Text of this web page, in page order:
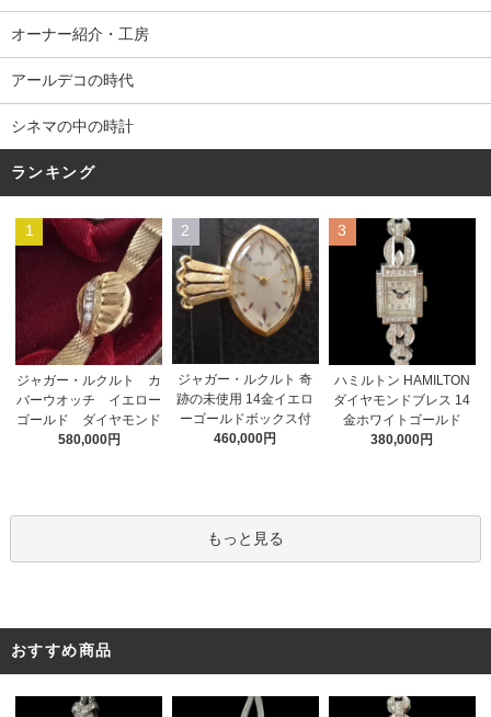
オーナー紹介・工房
アールデコの時代
シネマの中の時計
ランキング
1
ジャガー・ルクルト カ
バーウオッチ イエロー
ゴールド ダイヤモンド
580,000円
2
ジャガー・ルクルト 奇
跡の未使用 14金イエロ
ーゴールドボックス付
460,000円
3
ハミルトン HAMILTON
ダイヤモンドブレス 14
金ホワイトゴールド
380,000円
もっと見る
おすすめ商品